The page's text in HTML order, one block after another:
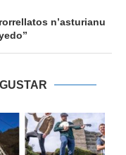
n’asturianu